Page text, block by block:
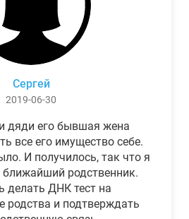
Сергей
2019-06-30
дяди его бывшая жена
все его имущество себе.
И получилось, так что я
родственник.
делать ДНК тест на
родства и подтверждать